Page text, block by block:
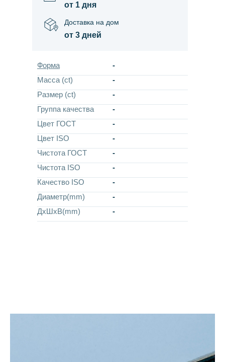
от 3 дней
Доставка на дом
от 1 дня
Форма
-
Масса (ct)
-
Размер (ct)
-
Группа качества
-
Цвет ГОСТ
-
Цвет ISO
-
Чистота ГОСТ
-
Чистота ISO
-
Качество ISO
-
Диаметр(mm)
-
ДхШхВ(mm)
-